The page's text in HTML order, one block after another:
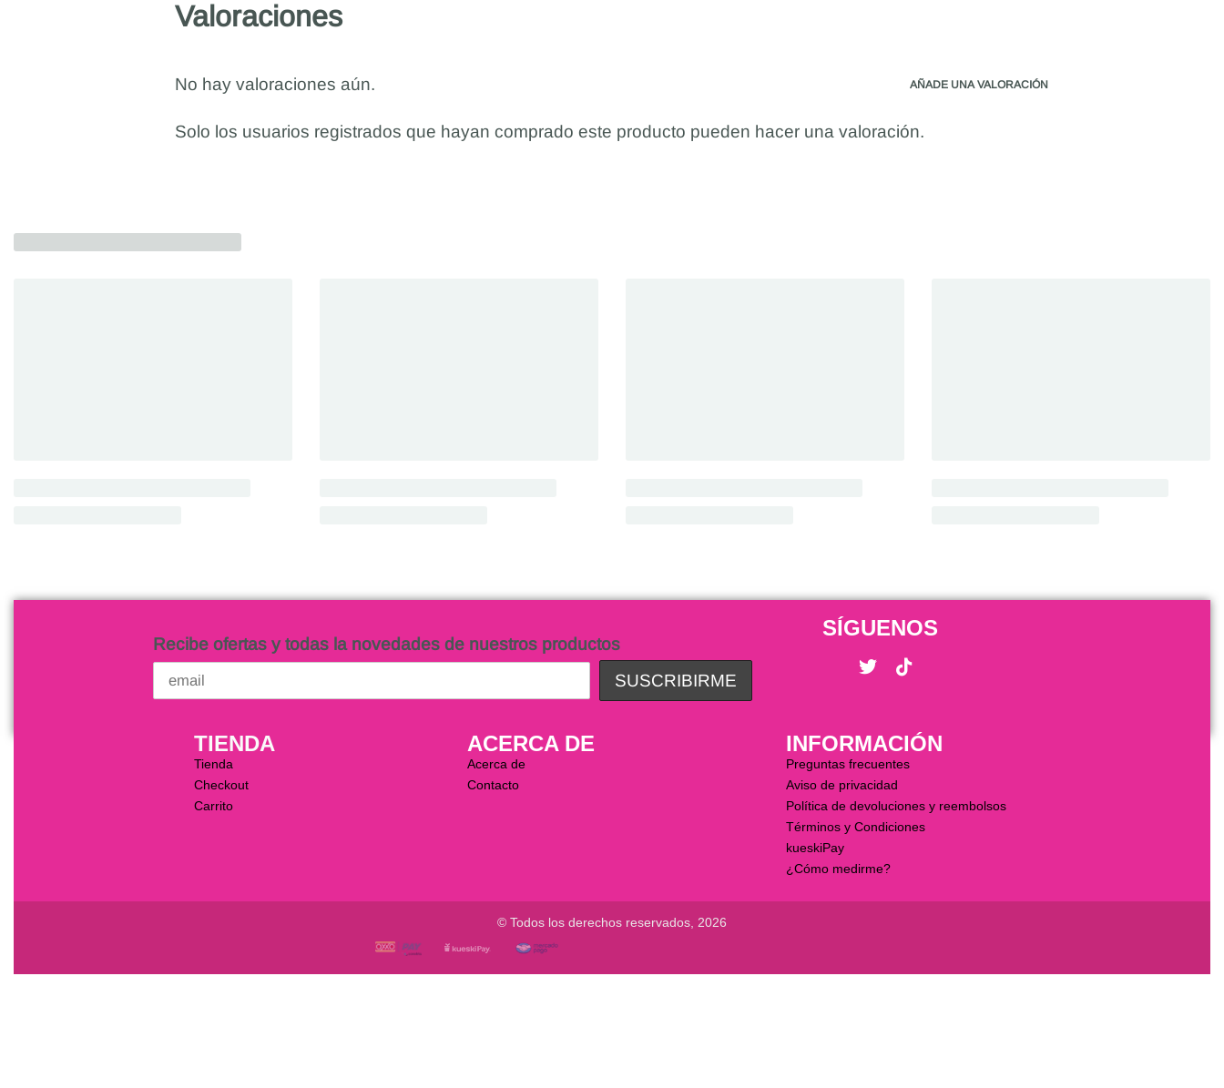
Valoraciones
No hay valoraciones aún. AÑADE UNA VALORACIÓN
Solo los usuarios registrados que hayan comprado este producto pueden hacer una valoración.
Recibe ofertas y todas la novedades de nuestros productos
SÍGUENOS
TIENDA
Tienda
Checkout
Carrito
ACERCA DE
Acerca de
Contacto
INFORMACIÓN
Preguntas frecuentes
Aviso de privacidad
Política de devoluciones y reembolsos
Términos y Condiciones
kueskiPay
¿Cómo medirme?
© Todos los derechos reservados, 2026